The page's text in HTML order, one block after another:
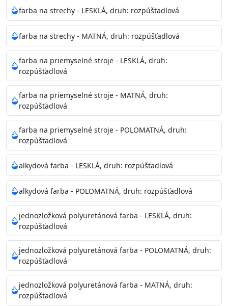
Neaplikujte pri teplote pod 5°C a nad teplotu 35°C alebo
pri relatívnej vlhkosti nad 80%.
Nepoužitá farba vyžaduje špeciálne zaobchádzanie na
bezpečnú likvidáciu.
Riedenie: do 10% vodou, podľa spôsobu aplikácie
Doba schnutia na dotyk
Doba na druhý náter: 3-4 hodiny
Balenie : 750ml, 1l, 3l, 9l, 15l
Výdatnosť na jednu vrstvu
Aplikácia: štetec, valček, striekacia pištoľ
Povrchová úprava: 1
Je možné tónovať v systéme Colorfull: áno
Merná hmotnosť : 1,54 ± 0,02 Kg / L (ISO 2811)
Čistenie: vodou
Príprava povrchu
Povrchy musia byť hladké, čisté, suché, zbavené prachu,
mastnoty, solí a materiálov so zlou priľnavosťou. Otvory
alebo trhliny vyplňte
akrylovým tmelom Acrylic putty, Visto alebo Acrylic light
putty a prebrúste. Nové alebo porézne povrchy natreté
farba na strechy - LESKLÁ, druh: rozpúšťadlová
farba na strechy - MATNÁ, druh: rozpúšťadlová
farba na priemyselné stroje - LESKLÁ, druh:
rozpúšťadlová
farba na priemyselné stroje - MATNÁ, druh:
rozpúšťadlová
farba na priemyselné stroje - POLOMATNÁ, druh:
rozpúšťadlová
alkydová farba - LESKLÁ, druh: rozpúšťadlová
alkydová farba - POLOMATNÁ, druh: rozpúšťadlová
jednozložková polyuretánová farba - LESKLÁ, druh:
rozpúšťadlová
jednozložková polyuretánová farba - POLOMATNÁ, druh:
rozpúšťadlová
jednozložková polyuretánová farba - MATNÁ, druh:
rozpúšťadlová